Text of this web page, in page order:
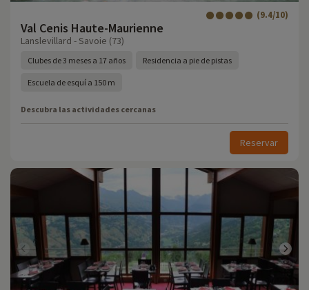
Val Cenis Haute-Maurienne
(9.4/10)
Lanslevillard - Savoie (73)
Clubes de 3 meses a 17 años Residencia a pie de pistas
Escuela de esquí a 150 m
Descubra las actividades cercanas
Reservar